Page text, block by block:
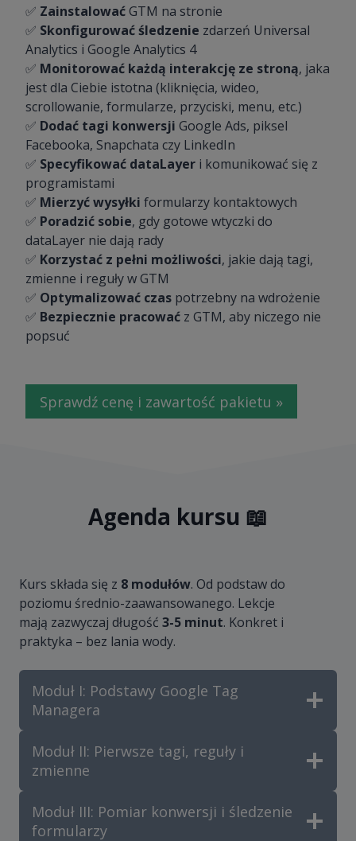
✅ ZainstalowaćGTM na stronie
✅ Skonfigurować śledzenie zdarzeń Universal
Analytics i Google Analytics 4
✅ Monitorować każdą interakcję ze stroną, jaka
jest dla Ciebie istotna (kliknięcia, wideo,
scrollowanie, formularze, przyciski, menu, etc.)
✅ Dodać tagi konwersji Google Ads, piksel
Facebooka, Snapchata czy LinkedIn
✅ Specyfikować dataLayer i komunikować się z
programistami
✅ Mierzyć wysyłki formularzy kontaktowych
✅ Poradzić sobie, gdy gotowe wtyczki do
dataLayer nie dają rady
✅ Korzystać z pełni możliwości, jakie dają tagi,
zmienne i reguły w GTM
✅ Optymalizować czas potrzebny na wdrożenie
✅ Bezpiecznie pracować z GTM, aby niczego nie
popsuć
Sprawdź cenę i zawartość pakietu »
Agenda kursu 📖
Kurs składa się z 8 modułów. Od podstaw do
poziomu średnio-zaawansowanego. Lekcje
mają zazwyczaj długość 3-5 minut. Konkret i
praktyka – bez lania wody.
Moduł I: Podstawy Google Tag
Managera
Moduł II: Pierwsze tagi, reguły i
zmienne
Moduł III: Pomiar konwersji i śledzenie
formularzy